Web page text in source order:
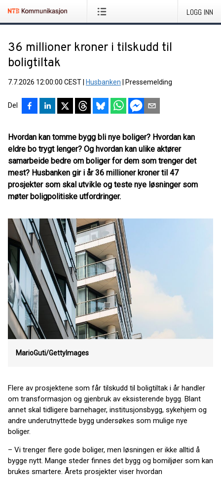
LOGG INN
36 millioner kroner i tilskudd til
boligtiltak
7.7.2026 12:00:00 CEST Husbanken Pressemelding
Del
Hvordan kan tomme bygg bli nye boliger? Hvordan kan
eldre bo trygt lenger? Og hvordan kan ulike aktører
samarbeide bedre om boliger for dem som trenger det
mest? Husbanken gir i år 36 millioner kroner til 47
prosjekter som skal utvikle og teste nye løsninger som
møter boligpolitiske utfordringer.
MarioGuti/GettyImages
Flere av prosjektene som får tilskudd til boligtiltak i år handler
om transformasjon og gjenbruk av eksisterende bygg. Blant
annet skal tidligere barnehager, institusjonsbygg, sykehjem og
andre underutnyttede bygg undersøkes som mulige nye
boliger.
– Vi trenger flere gode boliger, men løsningen er ikke alltid å
bygge nytt. Mange steder finnes det bygg og bomiljøer som kan
brukes smartere. Årets prosjekter viser hvordan